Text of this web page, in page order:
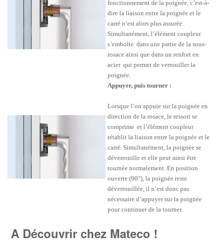
fonctionnement de la poignée, c’est-à-
dire la liaison entre la poignée et le
carré n’est alors plus assurée.
Simultanément, l’élément coupleur
s’emboîte dans une partie de la sous-
rosace ainsi que dans un renfort en
acier qui permet de verrouiller la
poignée.
Appuyer, puis tourner :
Lorsque l’on appuie sur la poignée en
direction de la rosace, le ressort se
comprime et l’élément coupleur
rétablit la liaison entre la poignée et le
carré. Simultanément, la poignée se
déverrouille et elle peut ainsi être
tournée normalement. En position
ouverte (90°), la poignée reste
déverrouillée, il n’est donc pas
nécessaire d’appuyer sur la poignée
pour continuer de la tourner.
A Découvrir chez Mateco !